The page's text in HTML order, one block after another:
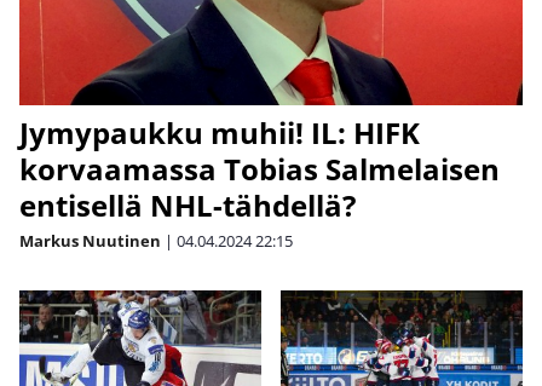
Jymypaukku muhii! IL: HIFK
korvaamassa Tobias Salmelaisen
entisellä NHL-tähdellä?
Markus Nuutinen | 04.04.202422:15